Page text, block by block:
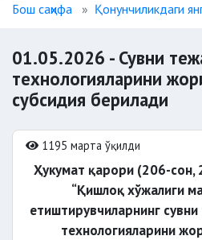
Бош саҳифа Қонунчиликдаги
01.05.2026 - Сувни
технологияларини
субсидия берилади
1195 марта ўқилди
Ҳукумат қарори (206-сон,
“Қишлоқ хўжалиги
етиштирувчиларнинг
технологияларини